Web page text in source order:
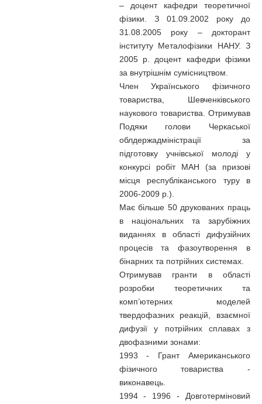
– доцент кафедри теоретичної
фізики. З 01.09.2002 року до
31.08.2005 року – докторант
інституту Металофізики НАНУ. З
2005 р. доцент кафедри фізики
за внутрішнім сумісництвом.
Член Українського фізичного
товариства, Шевченківського
наукового товариства. Отримував
Подяки голови Черкаської
облдержадміністрації за
підготовку учнівської молоді у
конкурсі робіт МАН (за призові
місця республіканського туру в
2006-2009 р.).
Має більше 50 друкованих праць
в національних та зарубіжних
виданнях в області дифузійних
процесів та фазоутворення в
бінарних та потрійних системах.
Отримував гранти в області
розробки теоретичних та
комп’ютерних моделей
твердофазних реакцій, взаємної
дифузії у потрійних сплавах з
двофазними зонами:
1993 - Грант Американського
фізичного товариства -
виконавець.
1994 - 1996 - Довготерміновий